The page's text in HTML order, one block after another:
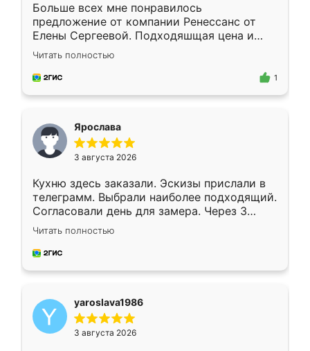
Больше всех мне понравилось
предложение от компании Ренессанс от
Елены Сергеевой. Подходяшщая цена и
короткие сроки изготовления. Приехавший
для замера сотрудник Владислав
предложил по моему эскизу самый
Читать полностью
1
Ярослава
3 августа 2026
Кухню здесь заказали. Эскизы прислали в
телеграмм. Выбрали наиболее подходящий.
Согласовали день для замера. Через 3
недели кухня была уже готова. Остались
довольны работой. Спасибо Ренессанс
мебель за качественную работу!
Читать полностью
yaroslava1986
3 августа 2026